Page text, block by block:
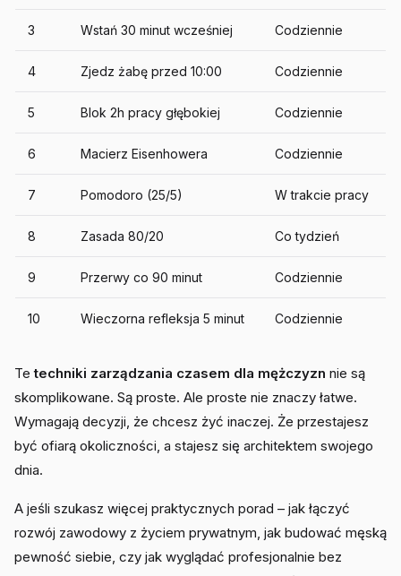
3 Wstań 30 minut wcześniej Codziennie
4 Zjedz żabę przed 10:00 Codziennie
5 Blok 2h pracy głębokiej Codziennie
6 Macierz Eisenhowera Codziennie
7 Pomodoro (25/5) W trakcie pracy
8 Zasada 80/20 Co tydzień
9 Przerwy co 90 minut Codziennie
10 Wieczorna refleksja 5 minut Codziennie
Tetechniki zarządzania czasem dla mężczyzn nie są
skomplikowane. Są proste. Ale proste nie znaczy łatwe.
Wymagają decyzji, że chcesz żyć inaczej. Że przestajesz
być ofiarą okoliczności, a stajesz się architektem swojego
dnia.
A jeśli szukasz więcej praktycznych porad – jak łączyć
rozwój zawodowy z życiem prywatnym, jak budować męską
pewność siebie, czy jak wyglądać profesjonalnie bez